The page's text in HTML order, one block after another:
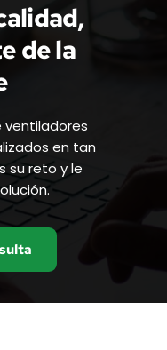
de la
en tan
su reto y le